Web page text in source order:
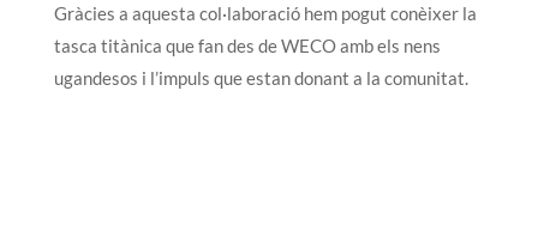
Gràcies a aquesta col·laboració hem pogut conèixer la
tasca titànica que fan des de WECO amb els nens
ugandesos i l’impuls que estan donant a la comunitat.